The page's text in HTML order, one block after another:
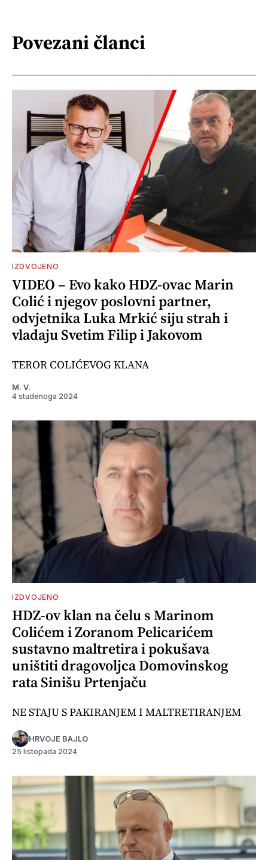
Povezani članci
IZDVOJENO
VIDEO – Evo kako HDZ-ovac Marin
Colić i njegov poslovni partner,
odvjetnika Luka Mrkić siju strah i
vladaju Svetim Filip i Jakovom
TEROR COLIĆEVOG KLANA
M. V.
4 studenoga 2024
IZDVOJENO
HDZ-ov klan na čelu s Marinom
Colićem i Zoranom Pelicarićem
sustavno maltretira i pokušava
uništiti dragovoljca Domovinskog
rata Sinišu Prtenjaču
NE STAJU S PAKIRANJEM I MALTRETIRANJEM
HRVOJE BAJLO
25 listopada 2024